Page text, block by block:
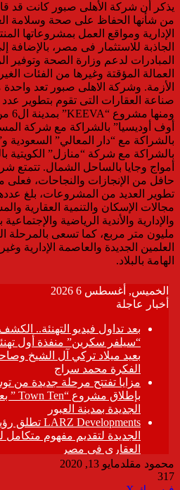
يذكر أن شركة الأهلى صبور كانت قد
من شأنها الحفاظ على صحة وسلامة
الإدارية ومواقع العمل بمشروعاتها
الجاذبة للاستثمار فى مصر، بالإضافة
المبادرات لدعم وزارة الصحة وتوفير
العمالة المؤقتة وغيرها من الفئات
الأزمة. وشركة الاهلى صبور تعد
صناعة العقارات التى تقوم بتطوير
ومنها مشروع “KEEVA
”
أوف أوديسيا” بالشراكة مع شركة
بالشراكة مع “دار المعالي” السعودية
بالشراكة مع شركة “منازل”
أمواج وجايا بالساحل الشمال. تتمتع
تطوير العديد من المشروعات، بلغ
مجالات الإسكان والتنمية العقارية
مليون متر مربع، كما تسعى بالمرحلة
العلمين الجديدة والعاصمة الإدارية
الهامة بالبلاد.
محمود مقلدمايو 13, 2020
317